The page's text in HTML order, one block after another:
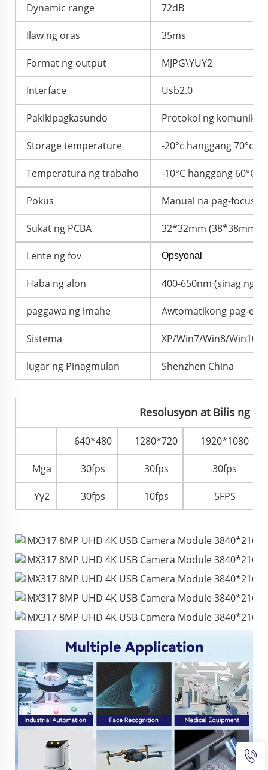
Dynamic range 72dB
Ilaw ng oras 35ms
Format ng output MJPG\YUY2
Interface Usb2.0
Pakikipagkasundo Protokol ng
Storage temperature -20°c hanggang 70°c
Temperatura ng trabaho -10°C hanggang 60°C
Pokus Manual na pag-focus
Sukat ng PCBA 32*32mm (38*38mm
Lente ng fov Opsyonal
Haba ng alon 400-650nm (sinag ng
paggawa ng imahe Awtomatikong pag-
Sistema XP/Win7/Win8/Win10/
lugar ng Pinagmulan Shenzhen China
Resolusyon at Bilis ng
640*480 1280*720 1920*1080
Mga 30fps 30fps 30fps
Yy2 30fps 10fps 5FPS